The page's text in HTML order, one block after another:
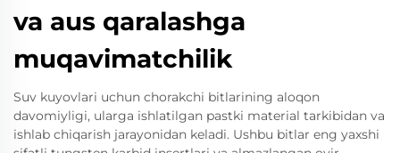
va aus qaralashga
muqavimatchilik
Suv kuyovlari uchun chorakchi bitlarining aloqon
davomiyligi, ularga ishlatilgan pastki material tarkibidan va
ishlab chiqarish jarayonidan keladi. Ushbu bitlar eng yaxshi